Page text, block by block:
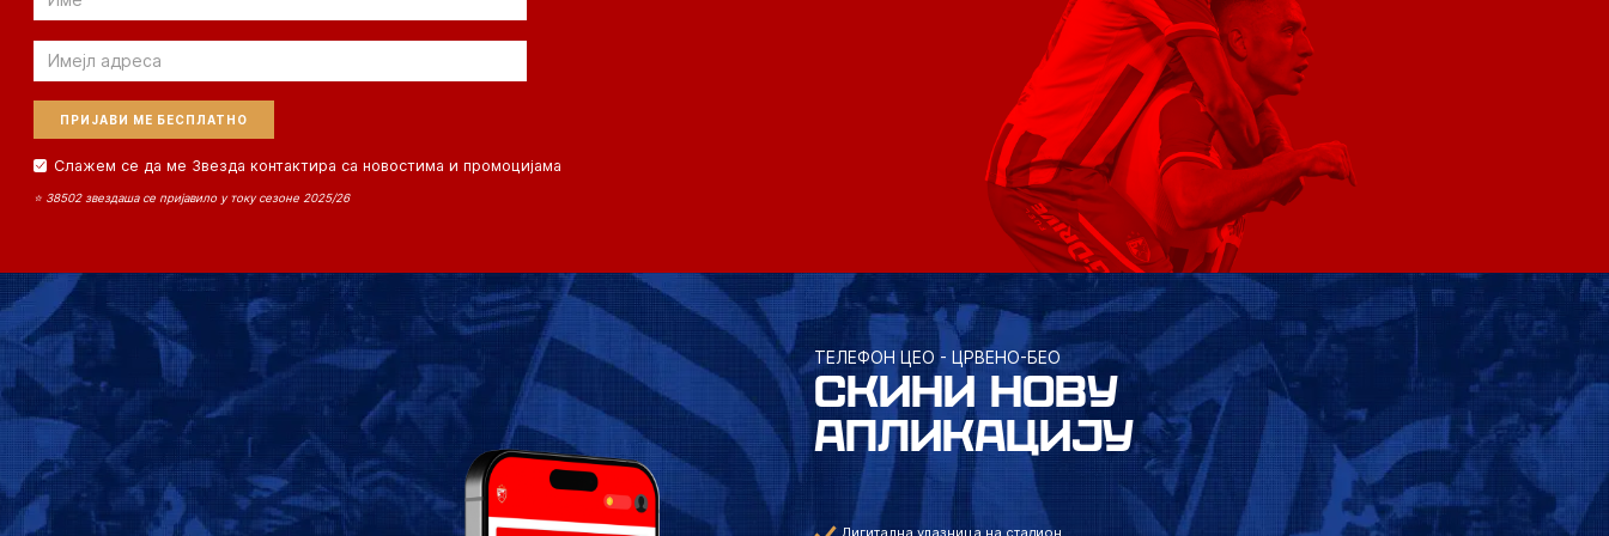
Email
Слажем се да ме Звезда контактира са новостима и промоцијама
⭐ 38502 звездаша се пријавило у току сезоне 2025/26
ТЕЛЕФОН ЦЕО - ЦРВЕНО-БЕО
СКИНИ НОВУ
АПЛИКАЦИЈУ
Дигитална улазница на стадион